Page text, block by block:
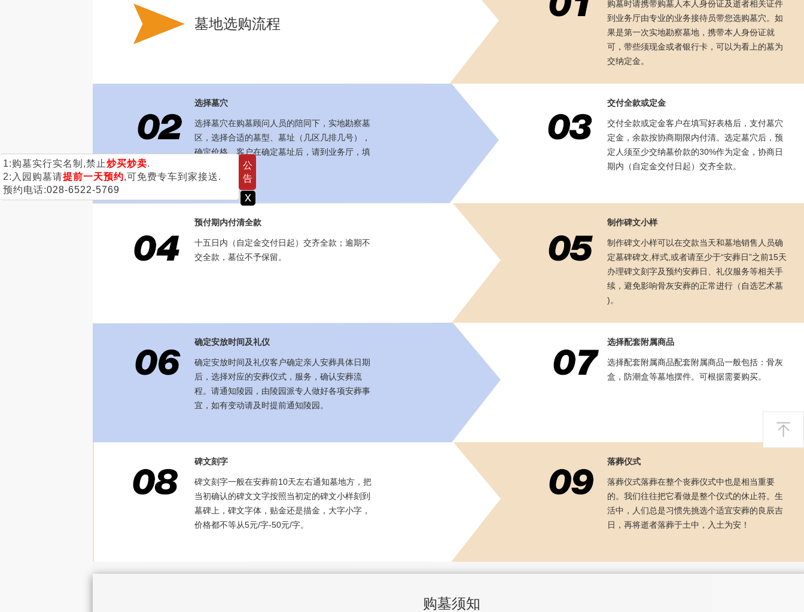
公
告
+
墓地选购流程
选择墓穴
选择墓穴在购墓顾问人员的陪同下，实地勘察墓
区，选择合适的墓型、墓址（几区几排几号），
确定价格。客户在确定墓址后，请到业务厅，填
写有关详细资料。
预付期内付清全款
十五日内（自定金交付日起）交齐全款；逾期不
交全款，墓位不予保留。
确定安放时间及礼仪
确定安放时间及礼仪客户确定亲人安葬具体日期
后，选择对应的安葬仪式，服务，确认安葬流
程。请通知陵园，由陵园派专人做好各项安葬事
宜，如有变动请及时提前通知陵园。
碑文刻字
碑文刻字一般在安葬前10天左右通知墓地方，把
当初确认的碑文文字按照当初定的碑文小样刻到
墓碑上，碑文字体，贴金还是描金，大字小字，
价格都不等从5元/字-50元/字。
购墓时请携带购墓人本人身份证及逝者相关证件
到业务厅由专业的业务接待员带您选购墓穴。如
果是第一次实地勘察墓地，携带本人身份证就
可，带些须现金或者银行卡，可以为看上的墓为
交纳定金。
交付全款或定金
交付全款或定金客户在填写好表格后，支付墓穴
定金，余款按协商期限内付清。选定墓穴后，预
定人须至少交纳墓价款的30%作为定金，协商日
期内（自定金交付日起）交齐全款。
制作碑文小样
制作碑文小样可以在交款当天和墓地销售人员确
定墓碑碑文,样式,或者请至少于“安葬日”之前15天
办理碑文刻字及预约安葬日、礼仪服务等相关手
续，避免影响骨灰安葬的正常进行（自选艺术墓
)。
选择配套附属商品
选择配套附属商品配套附属商品一般包括：骨灰
盒，防潮盒等墓地摆件。可根据需要购买。
落葬仪式
落葬仪式落葬在整个丧葬仪式中也是相当重要
的。我们往往把它看做是整个仪式的休止符。生
活中，人们总是习惯先挑选个适宜安葬的良辰吉
日，再将逝者落葬于土中，入土为安！
购墓须知